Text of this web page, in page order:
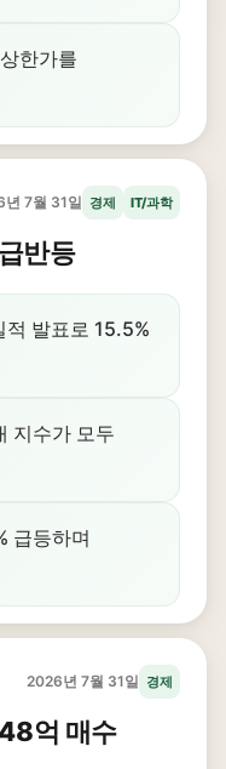
한가를
7월 31일 경제 IT/과학
반등
적 발표로 15.5%
지수가 모두
급등하며
2026년 7월 31일 경제
억 매수